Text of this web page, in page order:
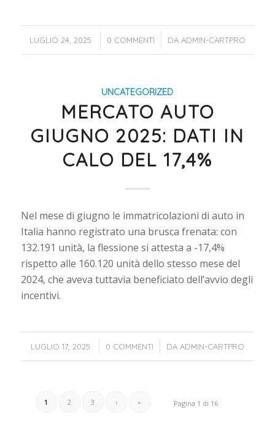
LUGLIO 24, 2025
/ 0 COMMENTI
/ DA ADMIN-CARTPRO
UNCATEGORIZED
MERCATO AUTO
GIUGNO 2025: DATI IN
CALO DEL 17,4%
Nel mese di giugno le immatricolazioni di auto in
Italia hanno registrato una brusca frenata: con
132.191 unità, la flessione si attesta a -17,4%
rispetto alle 160.120 unità dello stesso mese del
2024, che aveva tuttavia beneficiato dell’avvio degli
incentivi.
LUGLIO 17, 2025
/ 0 COMMENTI
/ DA ADMIN-CARTPRO
Pagina 1 di 16
1 2 3 › »